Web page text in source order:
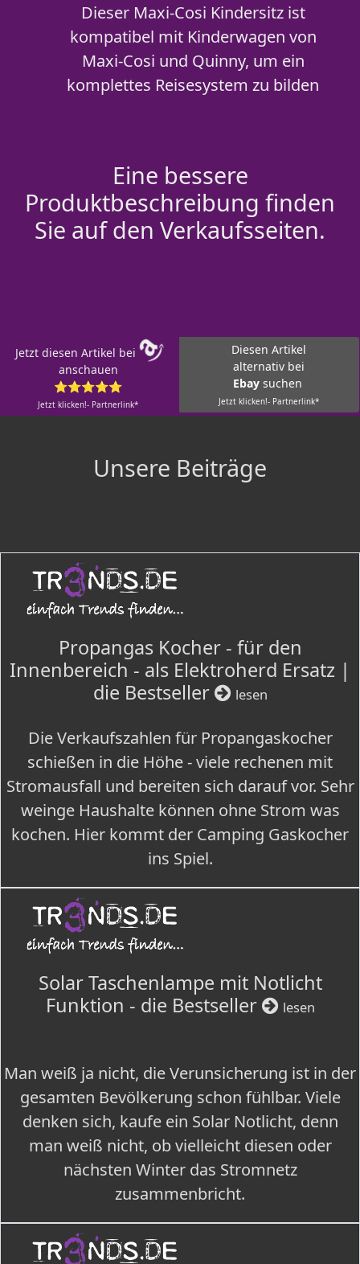
Dieser Maxi-Cosi Kindersitz ist
kompatibel mit Kinderwagen von
Maxi-Cosi und Quinny, um ein
komplettes Reisesystem zu bilden
Eine bessere
Produktbeschreibung finden
Sie auf den Verkaufsseiten.
Jetzt diesen Artikel bei
anschauen
⭐⭐⭐⭐⭐
Jetzt klicken!- Partnerlink*
Diesen Artikel
alternativ bei
Ebay suchen
Jetzt klicken!- Partnerlink*
Unsere Beiträge
Propangas Kocher - für den
Innenbereich - als Elektroherd Ersatz |
die Bestseller
lesen
Die Verkaufszahlen für Propangaskocher
schießen in die Höhe - viele rechenen mit
Stromausfall und bereiten sich darauf vor. Sehr
weinge Haushalte können ohne Strom was
kochen. Hier kommt der Camping Gaskocher
ins Spiel.
Solar Taschenlampe mit Notlicht
Funktion - die Bestseller
lesen
Man weiß ja nicht, die Verunsicherung ist in der
gesamten Bevölkerung schon fühlbar. Viele
denken sich, kaufe ein Solar Notlicht, denn
man weiß nicht, ob vielleicht diesen oder
nächsten Winter das Stromnetz
zusammenbricht.